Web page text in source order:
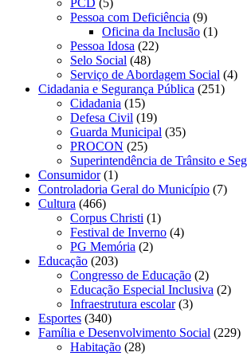
PCD (5)
Pessoa com Deficiência (9)
Oficina da Inclusão (1)
Pessoa Idosa (22)
Selo Social (48)
Serviço de Abordagem Social (4)
Cidadania e Segurança Pública (251)
Cidadania (15)
Defesa Civil (19)
Guarda Municipal (35)
PROCON (25)
Superintendência de Trânsito e
Consumidor(1)
Controladoria Geral do Município (7)
Cultura (466)
Corpus Christi (1)
Festival de Inverno (4)
PG Memória (2)
Educação (203)
Congresso de Educação (2)
Educação Especial Inclusiva (2)
Infraestrutura escolar(3)
Esportes (340)
Família e Desenvolvimento Social (229)
Habitação (28)